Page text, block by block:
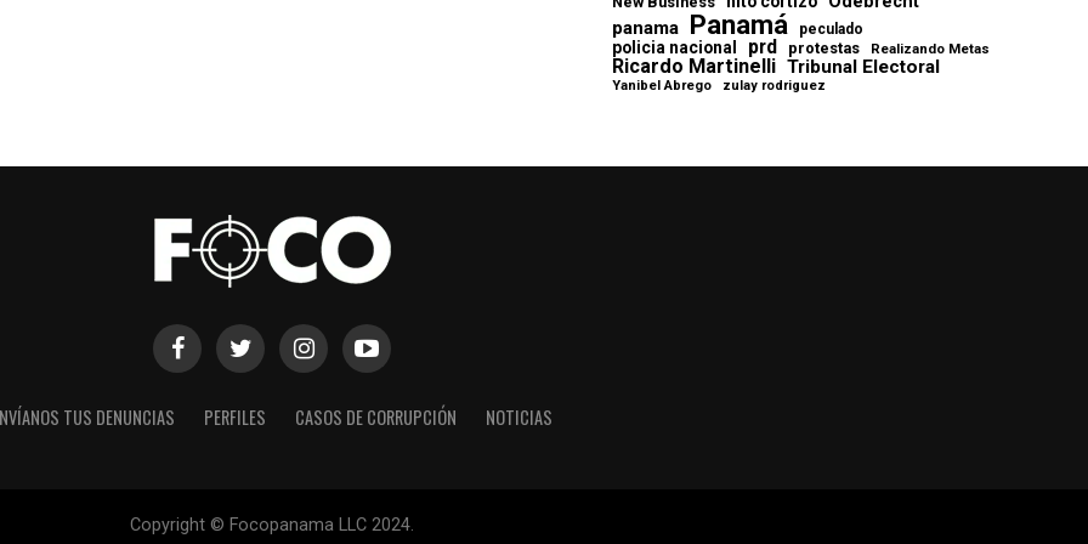
panama Panamá peculado
policia nacional prd protestas Realizando Metas
Ricardo Martinelli Tribunal Electoral
Yanibel Abrego zulay rodriguez
TUS DENUNCIAS PERFILES CASOS DE CORRUPCIÓN NOTICIAS
Copyright © Focopanama LLC 2024.